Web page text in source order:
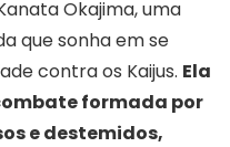
Okajima, uma
que sonha em se
contra os Kaijus. Ela
formada por
e destemidos,